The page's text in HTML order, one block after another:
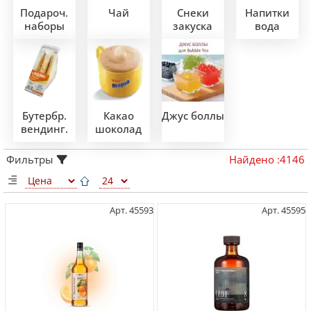
Подароч.
наборы
Чай
Снеки
закуска
Напитки
вода
Бутербр.
вендинг.
Какао
шоколад
Джус боллы
Фильтры Найдено :4146
Арт. 45593 Арт. 45595